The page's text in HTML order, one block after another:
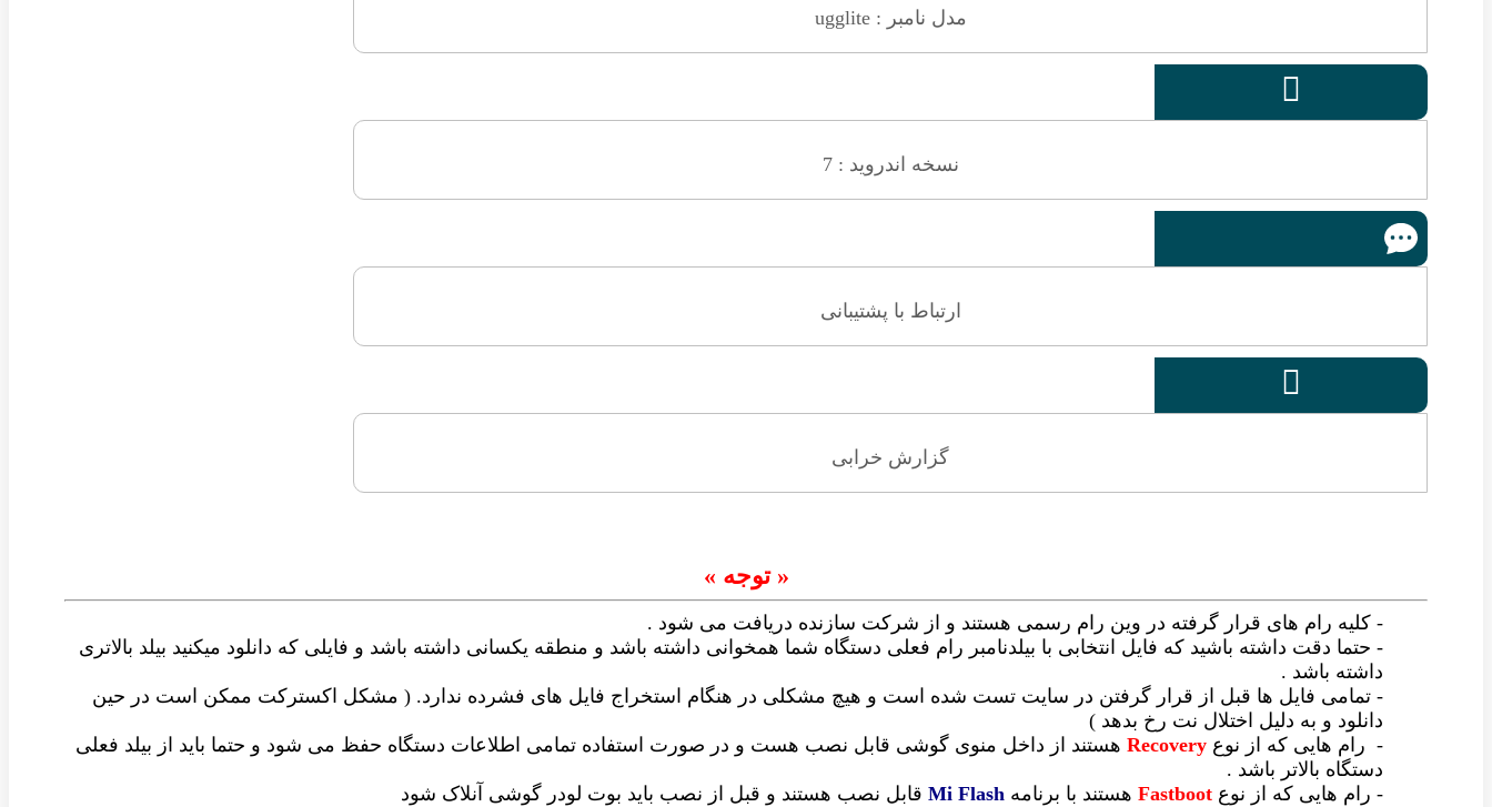
مدل نامبر : ugglite

نسخه اندروید : 7
ارتباط با پشتیبانی

گزارش خرابی
« توجه »
- کلیه رام های قرار گرفته در وین رام رسمی هستند و از شرکت سازنده دریافت می شود .
- حتما دقت داشته باشید که فایل انتخابی با بیلدنامبر رام فعلی دستگاه شما همخوانی داشته باشد و منطقه یکسانی داشته باشد و فایلی که دانلود میکنید بیلد بالاتری
داشته باشد .
- تمامی فایل ها قبل از قرار گرفتن در سایت تست شده است و هیچ مشکلی در هنگام استخراج فایل های فشرده ندارد. ( مشکل اکسترکت ممکن است در حین
دانلود و به دلیل اختلال نت رخ بدهد )
- رام هایی که از نوع Recovery هستند از داخل منوی گوشی قابل نصب هست و در صورت استفاده تمامی اطلاعات دستگاه حفظ می شود و حتما باید از بیلد فعلی
دستگاه بالاتر باشد .
- رام هایی که از نوع Fastboot هستند با برنامه Mi Flash قابل نصب هستند و قبل از نصب باید بوت لودر گوشی آنلاک شود